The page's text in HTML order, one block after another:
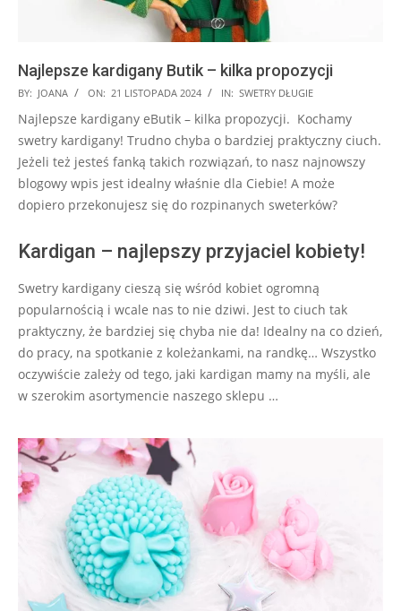
Najlepsze kardigany Butik – kilka propozycji
2024-
11-
21
BY: JOANA ON: 21 LISTOPADA 2024 IN: SWETRY DŁUGIE
Najlepsze kardigany eButik – kilka propozycji. Kochamy
swetry kardigany! Trudno chyba o bardziej praktyczny ciuch.
Jeżeli też jesteś fanką takich rozwiązań, to nasz najnowszy
blogowy wpis jest idealny właśnie dla Ciebie! A może
dopiero przekonujesz się do rozpinanych sweterków?
Kardigan – najlepszy przyjaciel kobiety!
Swetry kardigany cieszą się wśród kobiet ogromną
popularnością i wcale nas to nie dziwi. Jest to ciuch tak
praktyczny, że bardziej się chyba nie da! Idealny na co dzień,
do pracy, na spotkanie z koleżankami, na randkę… Wszystko
oczywiście zależy od tego, jaki kardigan mamy na myśli, ale
w szerokim asortymencie naszego sklepu …